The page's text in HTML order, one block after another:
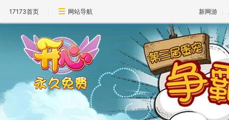
17173首页 网站导航 新网游